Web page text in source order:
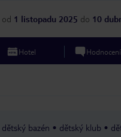
od 1 listopadu 2025 do 10
Hotel
dětský bazén dětský klub